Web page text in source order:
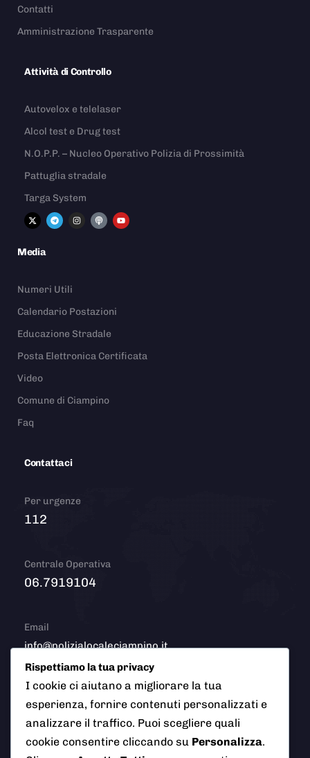
Contatti
Amministrazione Trasparente
Attività di Controllo
Autovelox e telelaser
Alcol test e Drug test
N.O.P.P. – Nucleo Operativo Polizia di Prossimità
Pattuglia stradale
Targa System
Media
Numeri Utili
Calendario Postazioni
Educazione Stradale
Posta Elettronica Certificata
Video
Comune di Ciampino
Faq
Contattaci
Per urgenze
112
Centrale Operativa
06.7919104
Email
info@polizialocaleciampino.it
© 2026 Polizia Locale del Comune di Ciampino (Roma). Tutti
i diritti riservati
Rispettiamo la tua privacy
I cookie ci aiutano a migliorare la tua
esperienza, fornire contenuti personalizzati e
analizzare il traffico. Puoi scegliere quali
cookie consentire cliccando su Personalizza.